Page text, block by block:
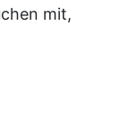
mit,